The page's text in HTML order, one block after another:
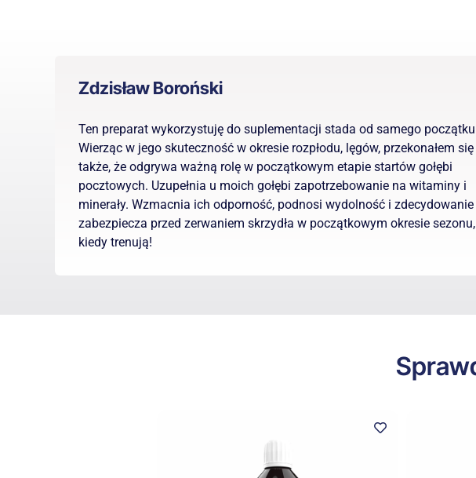
Zdzisław Boroński
Ten preparat wykorzystuję do suplementacji stada od samego
Wierząc w jego skuteczność w okresie rozpłodu, lęgów, przekonałem się
także, że odgrywa ważną rolę w początkowym etapie startów gołębi
pocztowych. Uzupełnia u moich gołębi zapotrzebowanie na witaminy i
minerały. Wzmacnia ich odporność, podnosi wydolność i zdecydowanie
zabezpiecza przed zerwaniem skrzydła w początkowym okresie sezonu,
kiedy trenują!